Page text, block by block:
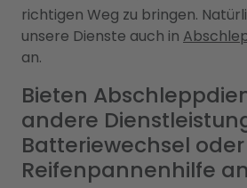
richtigen Weg zu bringen.
unsere Dienste auch in
an.
Bieten
andere
Batteriewechsel oder
Reifenpannenhilfe